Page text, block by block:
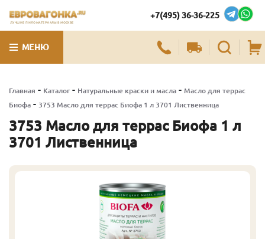
ЛУЧШИЕ ПИЛОМАТЕРИАЛЫ В МОСКВЕ
+7(495) 36-36-225
МЕНЮ
Главная - Каталог - Натуральные краски и масла - Масло для террас
Биофа - 3753 Масло для террас Биофа 1 л 3701 Лиственница
3753 Масло для террас Биофа 1 л
3701 Лиственница